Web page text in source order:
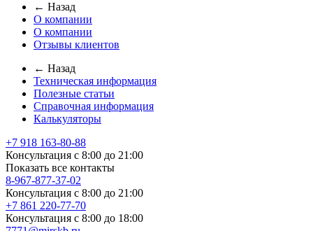
← Назад
О компании
О компании
Отзывы клиентов
← Назад
Техническая информация
Полезные статьи
Справочная информация
Калькуляторы
+7 918 163-80-88
Консультация с 8:00 до 21:00
Показать все контакты
8-967-877-37-02
Консультация с 8:00 до 21:00
+7 861 220-77-70
Консультация с 8:00 до 18:00